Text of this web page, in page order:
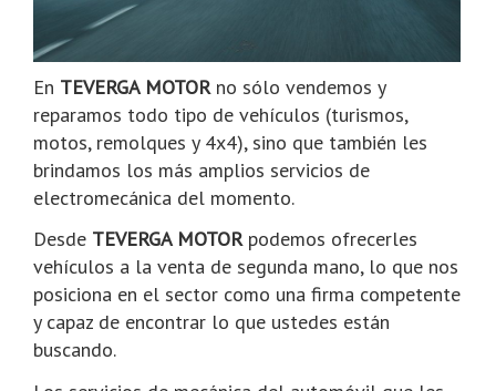
En TEVERGA MOTORno sólo vendemos y
reparamos todo tipo de vehículos (turismos,
motos, remolques y 4x4), sino que también les
brindamos los más amplios servicios de
electromecánica del momento.
Desde TEVERGA MOTORpodemos ofrecerles
vehículos a la venta de segunda mano, lo que nos
posiciona en el sector como una firma competente
y capaz de encontrar lo que ustedes están
buscando.